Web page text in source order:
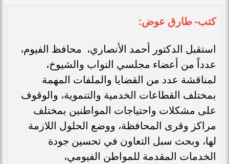
كتب- طارق عوض:
استقبل الدكتور أحمد الأنصاري، محافظ الفيوم،
عدداً من أعضاء مجلسي النواب والشيوخ،
لمناقشة عدد من القضايا والملفات المهمة
بمختلف القطاعات الخدمية والتنموية، والوقوف
على مشكلات واحتياجات المواطنين بمختلف
مراكز وقرى المحافظة، ووضع الحلول اللازمة
لها، وبحث سبل التعاون في تحسين جودة
الخدمات المقدمة للمواطن الفيومي،